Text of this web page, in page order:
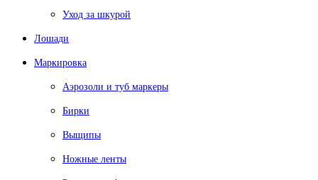
Уход за шкурой
Лошади
Маркировка
Аэрозоли и туб маркеры
Бирки
Выщипы
Ножные ленты